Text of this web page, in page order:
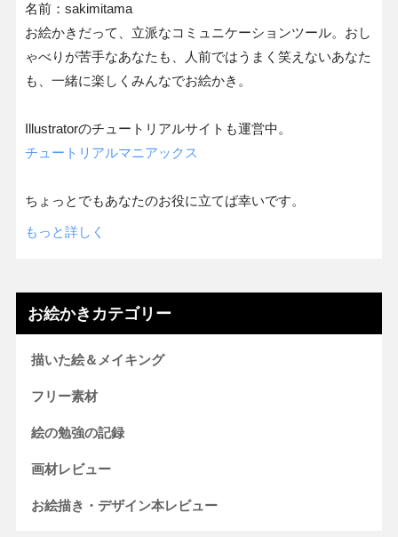
名前：sakimitama
お絵かきだって、立派なコミュニケーションツール。おし
ゃべりが苦手なあなたも、人前ではうまく笑えないあなた
も、一緒に楽しくみんなでお絵かき。
Illustratorのチュートリアルサイトも運営中。
チュートリアルマニアックス
ちょっとでもあなたのお役に立てば幸いです。
もっと詳しく
お絵かきカテゴリー
描いた絵＆メイキング
フリー素材
絵の勉強の記録
画材レビュー
お絵描き・デザイン本レビュー